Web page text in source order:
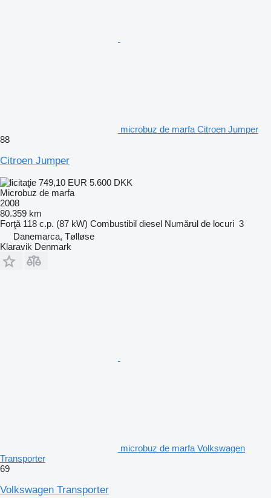
microbuz de marfa Citroen Jumper
88
Citroen Jumper
749,10 EUR 5.600 DKK
Microbuz de marfa
2008
80.359 km
Forţă 118 c.p. (87 kW) Combustibil diesel Numărul de locuri 3
Danemarca, Tølløse
Klaravik Denmark
microbuz de marfa Volkswagen
Transporter
69
Volkswagen Transporter